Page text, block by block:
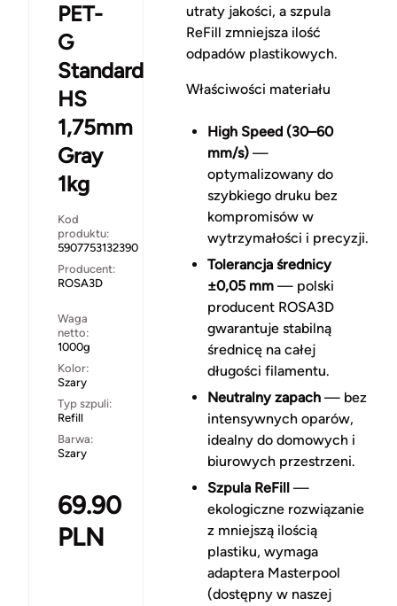
PET-
G
Standard
HS
1,75mm
Gray
1kg
Kod
produktu:
5907753132390
Producent:
ROSA3D
Waga
netto:
1000g
Kolor:
Szary
Typ szpuli:
Refill
Barwa:
Szary
69.90
PLN
utraty jakości, a szpula
ReFill zmniejsza ilość
odpadów plastikowych.
Właściwości materiału
High Speed (30–60
mm/s)—
optymalizowany do
szybkiego druku bez
kompromisów w
wytrzymałości i precyzji.
Tolerancja średnicy
±0,05 mm— polski
producent ROSA3D
gwarantuje stabilną
średnicę na całej
długości filamentu.
Neutralny zapach— bez
intensywnych oparów,
idealny do domowych i
biurowych przestrzeni.
Szpula ReFill—
ekologiczne rozwiązanie
z mniejszą ilością
plastiku, wymaga
adaptera Masterpool
(dostępny w naszej